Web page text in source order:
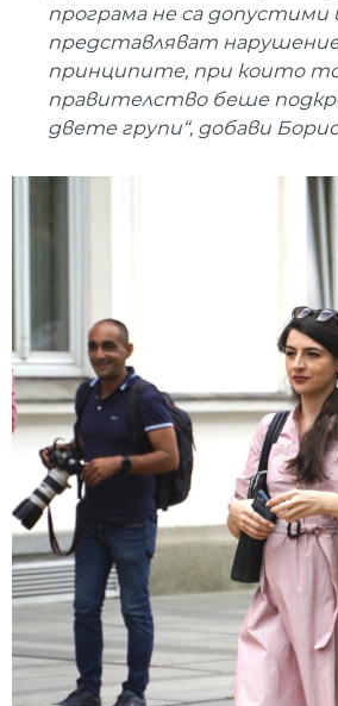
програма не са допустими
представляват
принципите, при които
правителство беше
двете групи“, добави